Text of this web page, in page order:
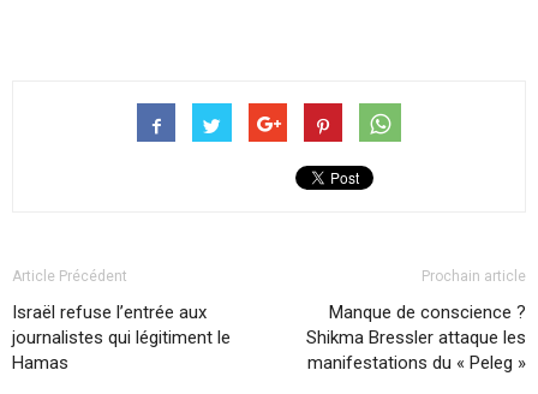
Article Précédent
Israël refuse l’entrée aux
journalistes qui légitiment le
Hamas
Prochain article
Manque de conscience ?
Shikma Bressler attaque les
manifestations du « Peleg »